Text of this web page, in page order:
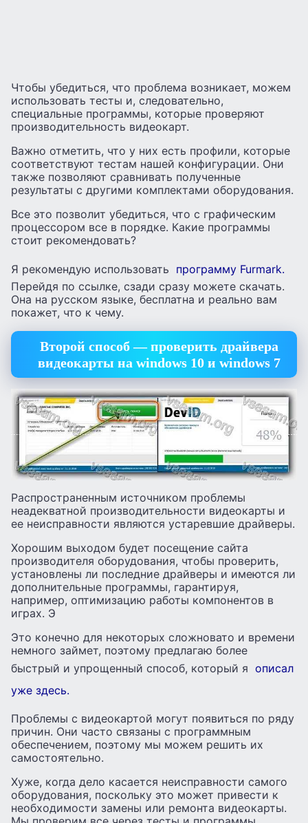
Чтобы убедиться, что проблема возникает, можем
использовать тесты и, следовательно,
специальные программы, которые проверяют
производительность видеокарт.
Важно отметить, что у них есть профили, которые
соответствуют тестам нашей конфигурации. Они
также позволяют сравнивать полученные
результаты с другими комплектами оборудования.
Все это позволит убедиться, что с графическим
процессором все в порядке. Какие программы
стоит рекомендовать?
Я рекомендую использовать программу Furmark.
Перейдя по ссылке, сзади сразу можете скачать.
Она на русском языке, бесплатна и реально вам
покажет, что к чему.
Второй способ — проверить драйвера
видеокарты на windows 10 и windows 7
Распространенным источником проблемы
неадекватной производительности видеокарты и
ее неисправности являются устаревшие драйверы.
Хорошим выходом будет посещение сайта
производителя оборудования, чтобы проверить,
установлены ли последние драйверы и имеются ли
дополнительные программы, гарантируя,
например, оптимизацию работы компонентов в
играх. Э
Это конечно для некоторых сложновато и времени
немного займет, поэтому предлагаю более
быстрый и упрощенный способ, который я описал
уже здесь.
Проблемы с видеокартой могут появиться по ряду
причин. Они часто связаны с программным
обеспечением, поэтому мы можем решить их
самостоятельно.
Хуже, когда дело касается неисправности самого
оборудования, поскольку это может привести к
необходимости замены или ремонта видеокарты.